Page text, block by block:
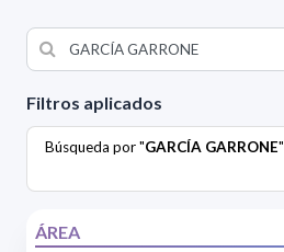
Filtros aplicados
Búsqueda por "GARCÍA GARRONE"
ÁREA